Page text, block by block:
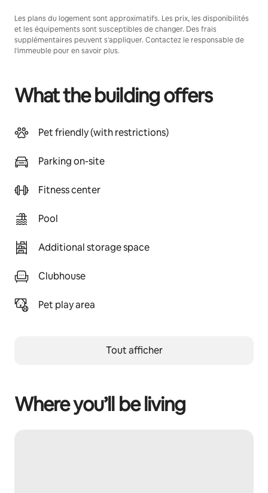
Les plans du logement sont approximatifs. Les prix, les disponibilités
et les équipements sont susceptibles de changer. Des frais
supplémentaires peuvent s'appliquer. Contactez le responsable de
l'immeuble pour en savoir plus.
What the building offers
Pet friendly (with restrictions)
Parking on-site
Fitness center
Pool
Additional storage space
Clubhouse
Pet play area
Tout afficher
Where you’ll be living